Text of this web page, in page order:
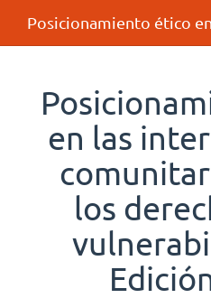
en las
los